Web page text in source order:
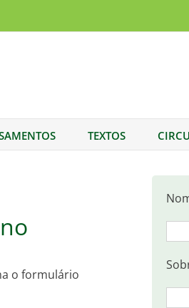
TEXTOS
o formulário